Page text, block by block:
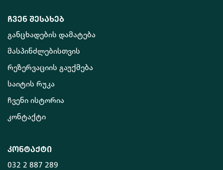
ჩვენ შესახებ
განცხადების დამატება
მასპინძლებისთვის
რეზერვაციის გაუქმება
საიტის რუკა
ჩვენი ისტორია
კონტაქტი
კონტაქტი
032 2 887 289